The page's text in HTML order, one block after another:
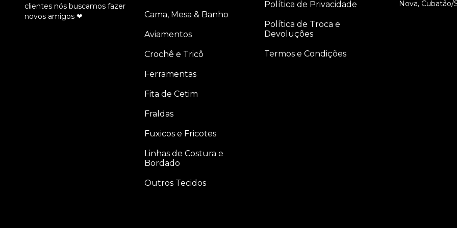
clientes nós buscamos fazer
novos amigos ❤
Cama, Mesa & Banho
Aviamentos
Crochê e Tricô
Ferramentas
Fita de Cetim
Fraldas
Fuxicos e Fricotes
Linhas de Costura e
Bordado
Outros Tecidos
Política de Privacidade
Política de Troca e
Devoluções
Termos e Condições
Nova, Cubatão/